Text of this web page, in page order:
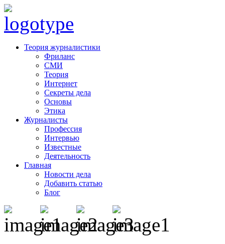
Теория журналистики
Фриланс
СМИ
Теория
Интернет
Секреты дела
Основы
Этика
Журналисты
Профессия
Интервью
Известные
Деятельность
Главная
Новости дела
Добавить статью
Блог